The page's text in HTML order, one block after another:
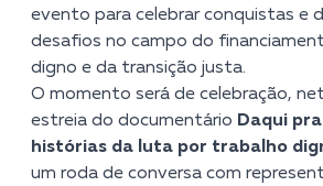
evento para celebrar conquistas e
desafios no campo do
digno e da transição justa.
O momento será de celebração,
estreia do documentário Daqui
histórias da luta por trabalho
um roda de conversa com